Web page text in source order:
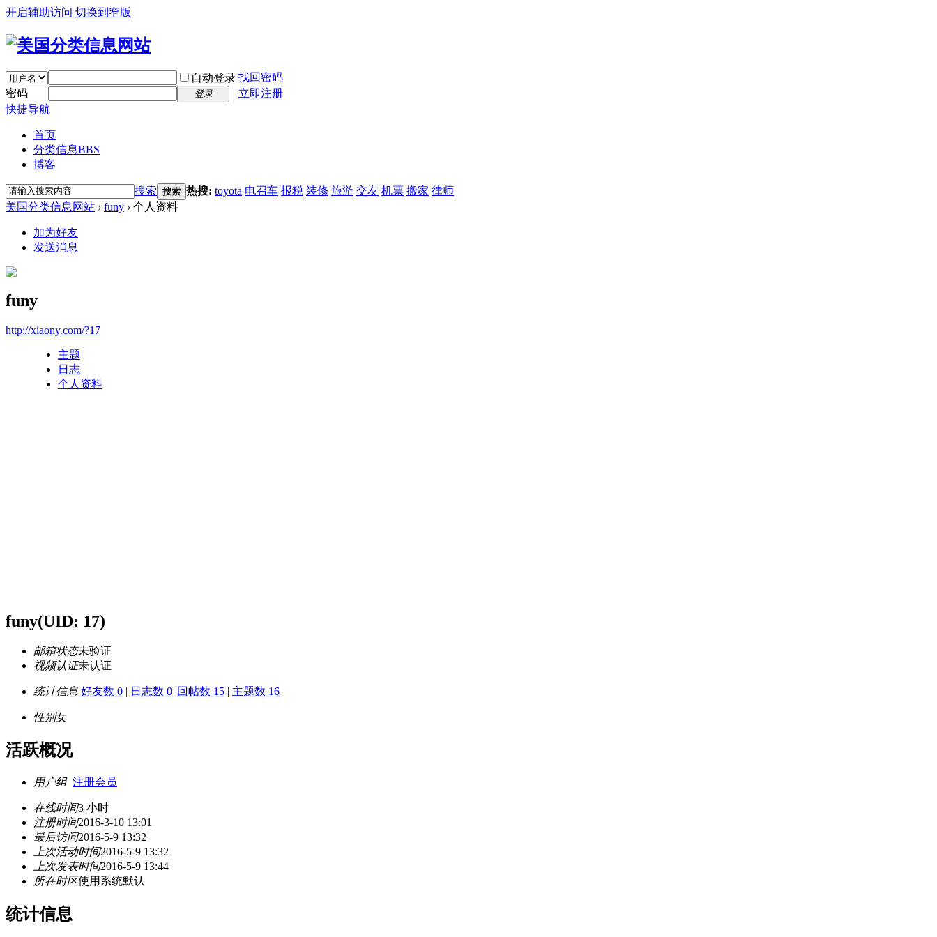
开启辅助访问 切换到窄版
自动登录 找回密码
密码
登录
立即注册
快捷导航
首页
分类信息BBS
博客
搜索 搜索 热搜: toyota 电召车 报税 装修 旅游 交友 机票 搬家 律师
美国分类信息网站 › funy › 个人资料
加为好友
发送消息
funy
http://xiaony.com/?17
主题
日志
个人资料
funy(UID: 17)
邮箱状态未验证
视频认证未认证
统计信息 好友数 0 | 日志数 0 |回帖数 15 | 主题数 16
性别女
活跃概况
用户组 注册会员
在线时间3 小时
注册时间2016-3-10 13:01
最后访问2016-5-9 13:32
上次活动时间2016-5-9 13:32
上次发表时间2016-5-9 13:44
所在时区使用系统默认
统计信息